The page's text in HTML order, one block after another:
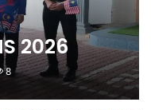
2026
8